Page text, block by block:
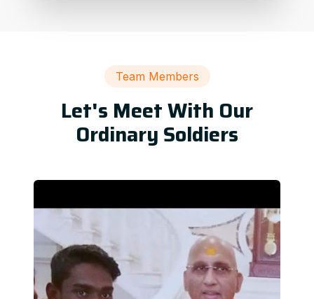
Team Members
Let's Meet With Our
Ordinary Soldiers